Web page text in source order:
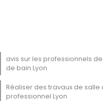
avis sur les professionnels
de bain Lyon
Réaliser des travaux de salle
professionnel Lyon